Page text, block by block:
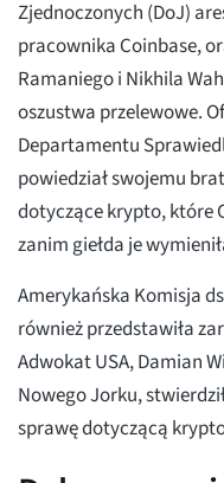
Zjednoczonych (DoJ)
pracownika Coinbase,
Ramaniego i Nikhila
oszustwa przelewowe.
Departamentu
powiedział swojemu
dotyczące krypto, które
zanim giełda je
Amerykańska Komisja
również przedstawiła
Adwokat USA, Damian
Nowego Jorku,
sprawę dotyczącą